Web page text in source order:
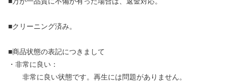
■クリーニング済み。
■商品状態の表記につきまして
・非常に良い：
非常に良い状態です。再生には問題がありません。